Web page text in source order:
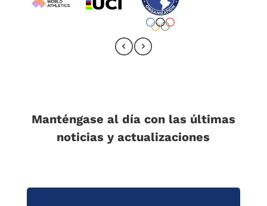
Manténgase al día con las últimas
noticias y actualizaciones